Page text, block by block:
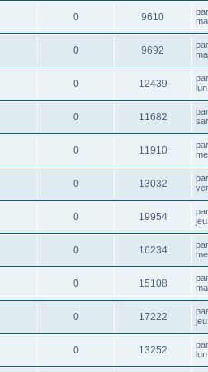
0 9610 par
0 9692 par
0 12439 par
0 11682 par
0 11910 par
0 13032 par
0 19954 par
0 16234 par
0 15108 par
0 17222 par
0 13252 par